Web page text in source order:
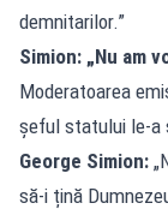
demnitarilor.”
Simion: „Nu am
Moderatoarea
șeful statului le-a
George Simion:
să-i țină